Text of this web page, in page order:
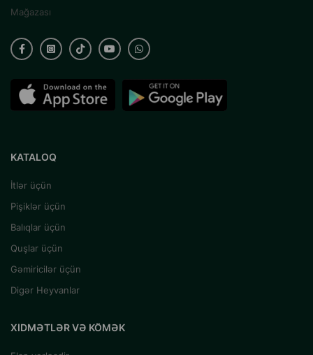
Mağazası
KATALOQ
İtlər üçün
Pişiklər üçün
Balıqlar üçün
Quşlar üçün
Gəmiricilər üçün
Digər Heyvanlar
XIDMƏTLƏR VƏ KÖMƏK